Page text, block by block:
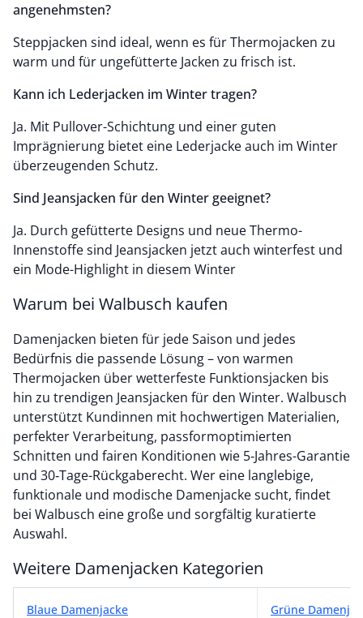
angenehmsten?
Steppjacken sind ideal, wenn es für Thermojacken zu
warm und für ungefütterte Jacken zu frisch ist.
Kann ich Lederjacken im Winter tragen?
Ja. Mit Pullover-Schichtung und einer guten
Imprägnierung bietet eine Lederjacke auch im Winter
überzeugenden Schutz.
Sind Jeansjacken für den Winter geeignet?
Ja. Durch gefütterte Designs und neue Thermo-
Innenstoffe sind Jeansjacken jetzt auch winterfest und
ein Mode-Highlight in diesem Winter
Warum bei Walbusch kaufen
Damenjacken bieten für jede Saison und jedes
Bedürfnis die passende Lösung – von warmen
Thermojacken über wetterfeste Funktionsjacken bis
hin zu trendigen Jeansjacken für den Winter. Walbusch
unterstützt Kundinnen mit hochwertigen Materialien,
perfekter Verarbeitung, passformoptimierten
Schnitten und fairen Konditionen wie 5‑Jahres-Garantie
und 30‑Tage-Rückgaberecht. Wer eine langlebige,
funktionale und modische Damenjacke sucht, findet
bei Walbusch eine große und sorgfältig kuratierte
Auswahl.
Weitere Damenjacken Kategorien
Blaue Damenjacke Grüne